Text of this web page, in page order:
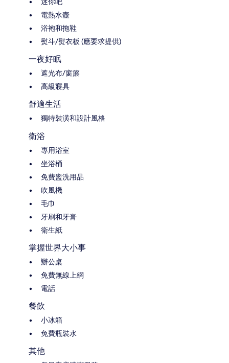
電熱水壺
浴袍和拖鞋
熨斗/熨衣板 (應要求提供)
一夜好眠
遮光布/窗簾
高級寢具
舒適生活
獨特裝潢和設計風格
衛浴
專用浴室
坐浴桶
免費盥洗用品
吹風機
毛巾
牙刷和牙膏
衛生紙
掌握世界大小事
辦公桌
免費無線上網
電話
餐飲
小冰箱
免費瓶裝水
其他